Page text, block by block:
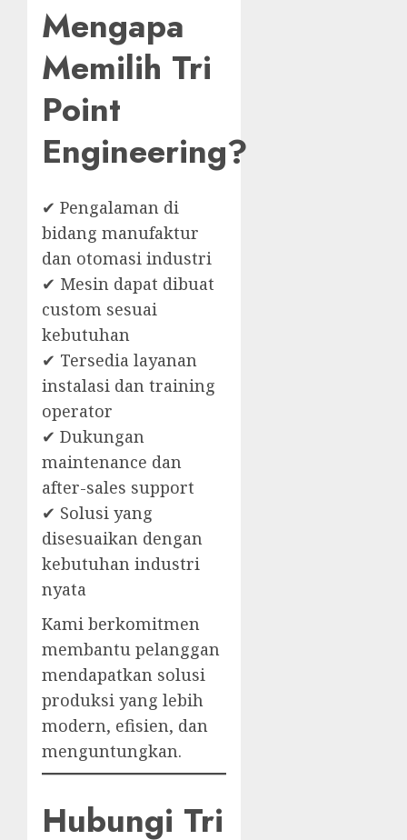
Mengapa
Memilih Tri
Point
Engineering?
✔ Pengalaman di
bidang manufaktur
dan otomasi industri
✔ Mesin dapat dibuat
custom sesuai
kebutuhan
✔ Tersedia layanan
instalasi dan training
operator
✔ Dukungan
maintenance dan
after-sales support
✔ Solusi yang
disesuaikan dengan
kebutuhan industri
nyata
Kami berkomitmen
membantu pelanggan
mendapatkan solusi
produksi yang lebih
modern, efisien, dan
menguntungkan.
Hubungi Tri